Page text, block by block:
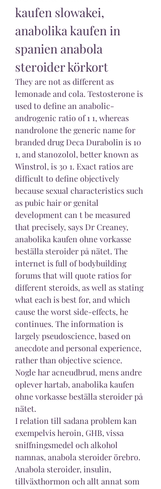
kaufen slowakei,
anabolika kaufen in
spanien anabola
steroider körkort
They are not as different as
lemonade and cola. Testosterone is
used to define an anabolic-
androgenic ratio of 1 1, whereas
nandrolone the generic name for
branded drug Deca Durabolin is 10
1, and stanozolol, better known as
Winstrol, is 30 1. Exact ratios are
difficult to define objectively
because sexual characteristics such
as pubic hair or genital
development can t be measured
that precisely, says Dr Creaney,
anabolika kaufen ohne vorkasse
beställa steroider på nätet. The
internet is full of bodybuilding
forums that will quote ratios for
different steroids, as well as stating
what each is best for, and which
cause the worst side-effects, he
continues. The information is
largely pseudoscience, based on
anecdote and personal experience,
rather than objective science.
Nogle har acneudbrud, mens andre
oplever hartab, anabolika kaufen
ohne vorkasse beställa steroider på
nätet.
I relation till sadana problem kan
exempelvis heroin, GHB, vissa
sniffningsmedel och alkohol
namnas, anabola steroider örebro.
Anabola steroider, insulin,
tillväxthormon och allt annat som